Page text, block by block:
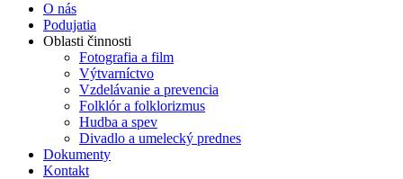
O nás
Podujatia
Oblasti činnosti
Fotografia a film
Výtvarníctvo
Vzdelávanie a prevencia
Folklór a folklorizmus
Hudba a spev
Divadlo a umelecký prednes
Dokumenty
Kontakt